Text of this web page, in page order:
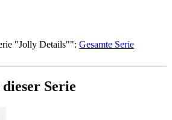
"Jolly Details"": Gesamte Serie
Serie